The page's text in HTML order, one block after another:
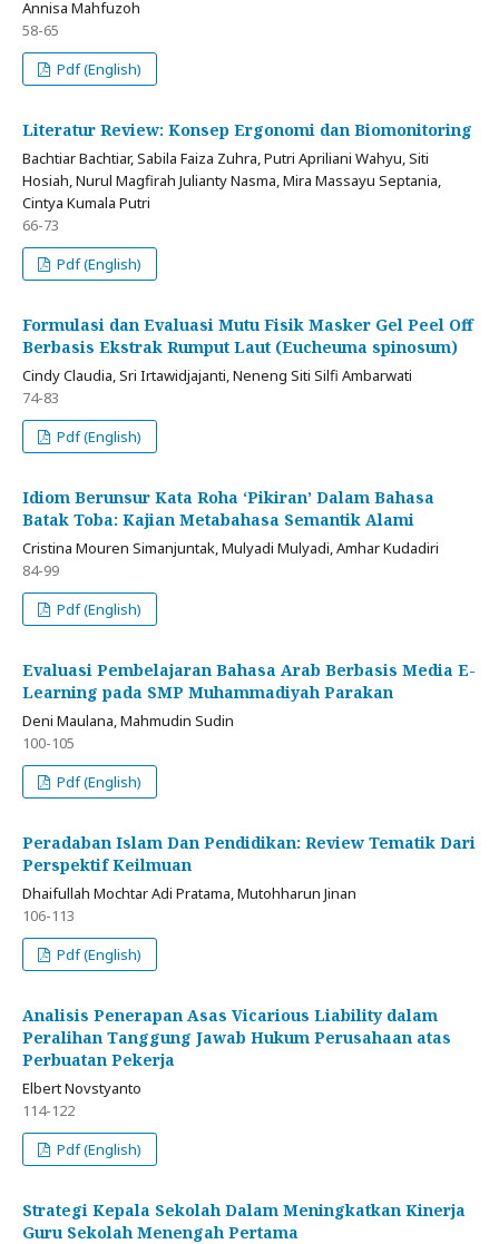
Annisa Mahfuzoh
58-65
Pdf (English)
Literatur Review: Konsep Ergonomi dan Biomonitoring
Bachtiar Bachtiar, Sabila Faiza Zuhra, Putri Apriliani Wahyu, Siti
Hosiah, Nurul Magfirah Julianty Nasma, Mira Massayu Septania,
Cintya Kumala Putri
66-73
Pdf (English)
Formulasi dan Evaluasi Mutu Fisik Masker Gel Peel Off
Berbasis Ekstrak Rumput Laut (Eucheuma spinosum)
Cindy Claudia, Sri Irtawidjajanti, Neneng Siti Silfi Ambarwati
74-83
Pdf (English)
Idiom Berunsur Kata Roha ‘Pikiran’ Dalam Bahasa
Batak Toba: Kajian Metabahasa Semantik Alami
Cristina Mouren Simanjuntak, Mulyadi Mulyadi, Amhar Kudadiri
84-99
Pdf (English)
Evaluasi Pembelajaran Bahasa Arab Berbasis Media E-
Learning pada SMP Muhammadiyah Parakan
Deni Maulana, Mahmudin Sudin
100-105
Pdf (English)
Peradaban Islam Dan Pendidikan: Review Tematik Dari
Perspektif Keilmuan
Dhaifullah Mochtar Adi Pratama, Mutohharun Jinan
106-113
Pdf (English)
Analisis Penerapan Asas Vicarious Liability dalam
Peralihan Tanggung Jawab Hukum Perusahaan atas
Perbuatan Pekerja
Elbert Novstyanto
114-122
Pdf (English)
Strategi Kepala Sekolah Dalam Meningkatkan Kinerja
Guru Sekolah Menengah Pertama